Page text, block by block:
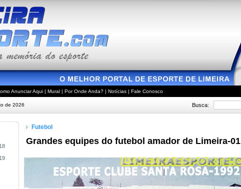
Anunciar Aqui | Mural | Por Onde Anda? | Notícias | Fale Conosco
de 2026 Busca:
Futebol
Grandes equipes do futebol amador de Limeira-01